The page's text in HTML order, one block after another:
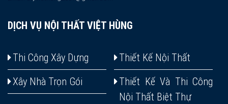
DỊCH VỤ NỘI THẤT VIỆT HÙNG
Thi Công Xây Dựng
Thiết Kế Nội Thất
Xây Nhà Trọn Gói
Thiết Kế Và Thi Công
Nội Thất Biệt Thự